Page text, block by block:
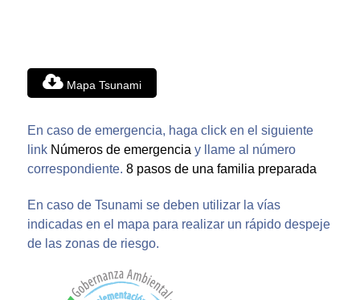
Mapa Tsunami
En caso de emergencia, haga click en el siguiente
link Números de emergencia y llame al número
correspondiente. 8 pasos de una familia preparada
En caso de Tsunami se deben utilizar la vías
indicadas en el mapa para realizar un rápido despeje
de las zonas de riesgo.